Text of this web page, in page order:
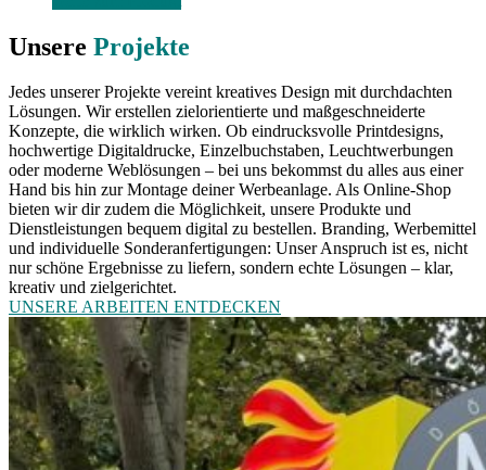
Unsere Projekte
Jedes unserer Projekte vereint kreatives Design mit durchdachten
Lösungen. Wir erstellen zielorientierte und maßgeschneiderte
Konzepte, die wirklich wirken. Ob eindrucksvolle Printdesigns,
hochwertige Digitaldrucke, Einzelbuchstaben, Leuchtwerbungen
oder moderne Weblösungen – bei uns bekommst du alles aus einer
Hand bis hin zur Montage deiner Werbeanlage. Als Online-Shop
bieten wir dir zudem die Möglichkeit, unsere Produkte und
Dienstleistungen bequem digital zu bestellen. Branding, Werbemittel
und individuelle Sonderanfertigungen: Unser Anspruch ist es, nicht
nur schöne Ergebnisse zu liefern, sondern echte Lösungen – klar,
kreativ und zielgerichtet.
UNSERE ARBEITEN ENTDECKEN